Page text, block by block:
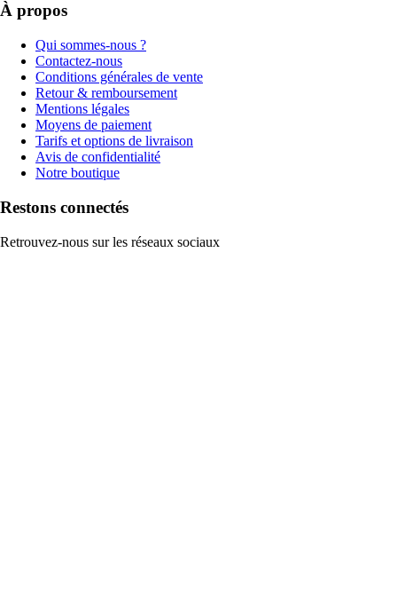
À propos
Qui sommes-nous ?
Contactez-nous
Conditions générales de vente
Retour & remboursement
Mentions légales
Moyens de paiement
Tarifs et options de livraison
Avis de confidentialité
Notre boutique
Restons connectés
Retrouvez-nous sur les réseaux sociaux